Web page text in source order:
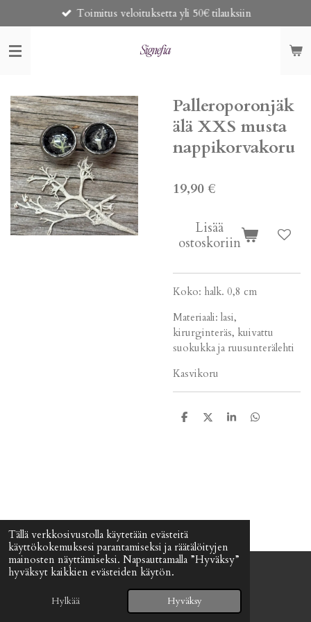
Tällä verkkosivustolla käytetään evästeitä
käyttökokemuksesi parantamiseksi ja räätälöityjen
mainosten näyttämiseksi. Napsauttamalla ”Hyväksy”
hyväksyt kaikkien evästeiden käytön.
Hylkää Hyväksy
pääsisältöön
Toimitus veloituksetta yli 50€ tilauksiin
Palleroporonjäk
älä XXS musta
nappikorvakoru
19,90 €
Lisää
ostoskoriin
Koko: halk. 0,8 cm
Materiaali: lasi,
kirurginteräs, kuivattu
suokukka ja ruusunterälehti
Kasvikoru
J
J
J
J
© 2024 - 2026 Signefia
Webador